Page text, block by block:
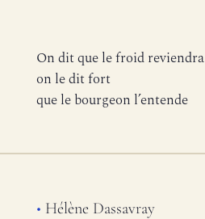
On dit que le froid reviendra
on le dit fort
que le bourgeon l’entende
• Hélène Dassavray